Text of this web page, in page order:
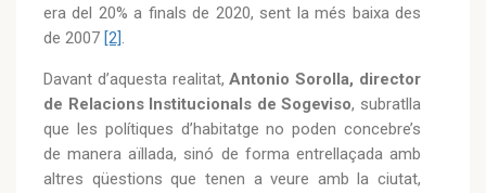
era del 20% a finals de 2020, sent la més baixa des
de 2007 [2].
Davant d’aquesta realitat,Antonio Sorolla, director
de Relacions Institucionals de Sogeviso, subratlla
que les polítiques d’habitatge no poden concebre’s
de manera aïllada, sinó de forma entrellaçada amb
altres qüestions que tenen a veure amb la ciutat,